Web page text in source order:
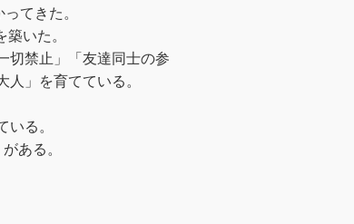
てきた。
いた。
切禁止」「友達同士の参
」を育てている。
る。
ある。